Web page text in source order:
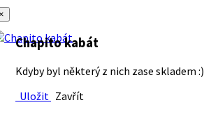
Chapito kabát
Kdyby byl některý z nich zase skladem :)
Uložit Zavřít